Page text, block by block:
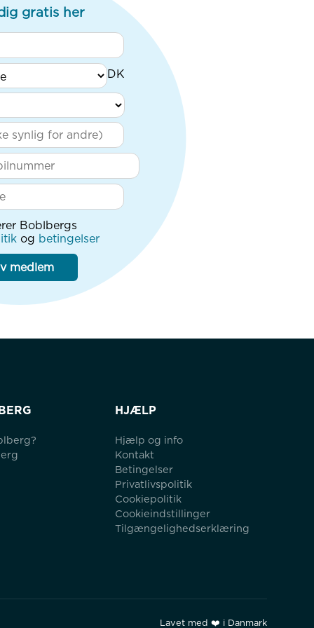
gratis her
Boblbergs
og betingelser
medlem
HJÆLP
Hjælp og info
Kontakt
Betingelser
Privatlivspolitik
Cookiepolitik
Cookieindstillinger
Tilgængelighedserklæring
Lavet med ❤️ i Danmark